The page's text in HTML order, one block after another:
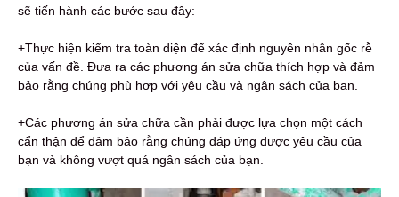
sẽ tiến hành các bước sau đây:
+Thực hiện kiểm tra toàn diện để xác định nguyên nhân gốc rễ
của vấn đề. Đưa ra các phương án sửa chữa thích hợp và đảm
bảo rằng chúng phù hợp với yêu cầu và ngân sách của bạn.
+Các phương án sửa chữa cần phải được lựa chọn một cách
cẩn thận để đảm bảo rằng chúng đáp ứng được yêu cầu của
bạn và không vượt quá ngân sách của bạn.